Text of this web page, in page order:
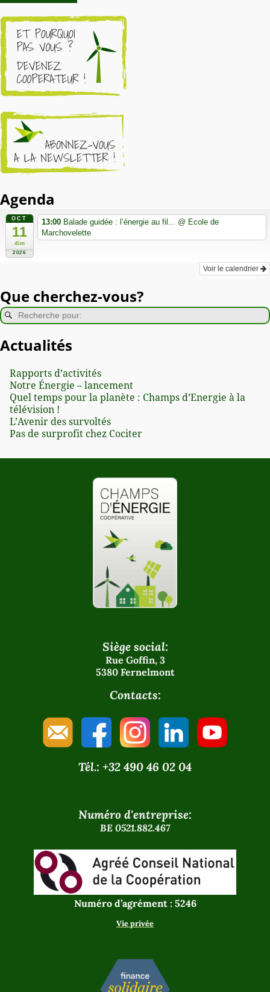
Agenda
OCT
11
dim
2026
13:00 Balade guidée : l’énergie au fil... @ Ecole de
Marchovelette
Voir le calendrier
Que cherchez-vous?
Actualités
Rapports d’activités
Notre Énergie – lancement
Quel temps pour la planète : Champs d’Energie à la
télévision !
L’Avenir des survoltés
Pas de surprofit chez Cociter
Siège social:
Rue Goffin, 3
5380 Fernelmont
Contacts:
Tél.: +32 490 46 02 04
Numéro d'entreprise:
BE 0521.882.467
Numéro d’agrément : 5246
Vie privée